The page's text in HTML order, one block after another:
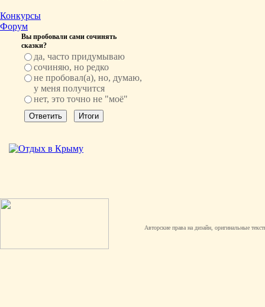
Конкурсы
Форум
Вы пробовали сами сочинять
сказки?
да, часто придумываю
сочиняю, но редко
не пробовал(а), но, думаю,
у меня получится
нет, это точно не "моё"
Авторские права на дизайн, оригинальные